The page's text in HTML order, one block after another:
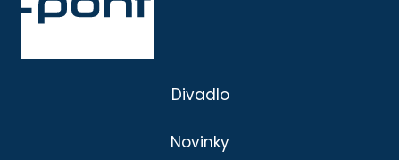
Divadlo
Novinky